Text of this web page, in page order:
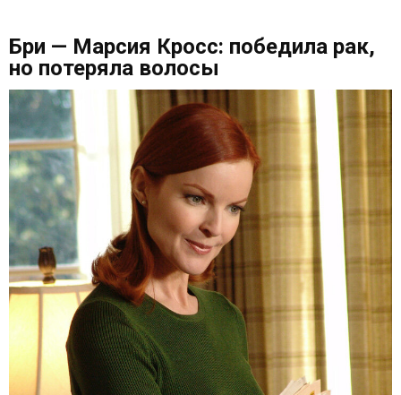
Бри — Марсия Кросс: победила рак,
но потеряла волосы